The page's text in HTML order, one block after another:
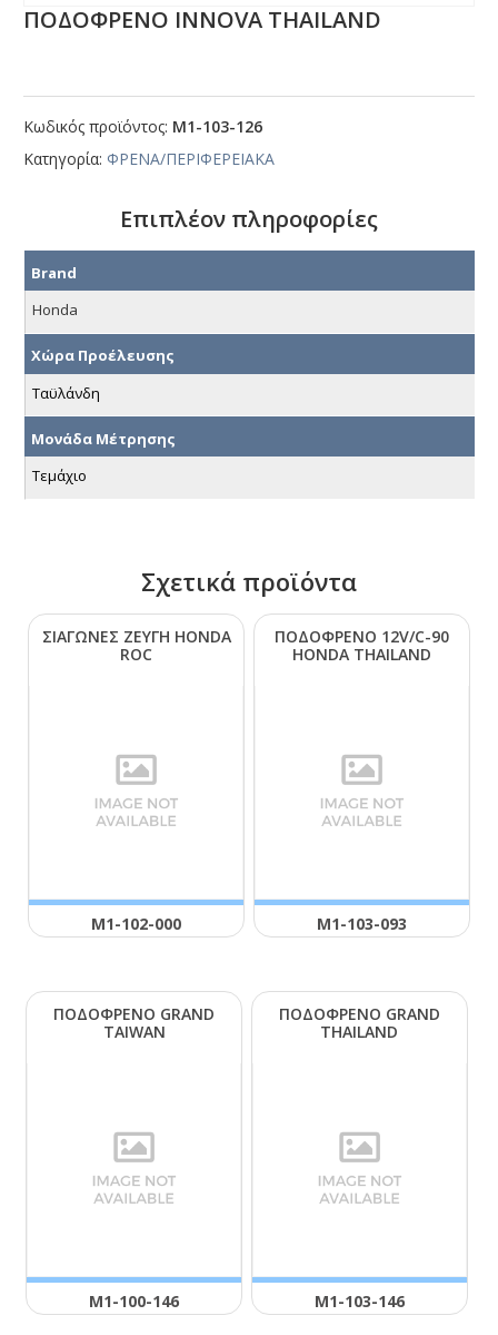
ΠΟΔΟΦΡΕΝΟ ΙΝΝΟVΑ ΤΗΑΙLΑΝD
Κωδικός προϊόντος: Μ1-103-126
Κατηγορία: ΦΡΕΝΑ/ΠΕΡΙΦΕΡΕΙΑΚΑ
Επιπλέον πληροφορίες
Brand
Honda
Χώρα Προέλευσης
Ταϋλάνδη
Μονάδα Μέτρησης
Τεμάχιο
Σχετικά προϊόντα
ΣΙΑΓΩΝΕΣ ΖΕΥΓΗ ΗΟΝDΑ
RΟC
Μ1-102-000
ΠΟΔΟΦΡΕΝΟ 12V/C-90
ΗΟΝDΑ ΤΗΑΙLΑΝD
Μ1-103-093
ΠΟΔΟΦΡΕΝΟ GRΑΝD
ΤΑΙWΑΝ
Μ1-100-146
ΠΟΔΟΦΡΕΝΟ GRΑΝD
ΤΗΑΙLΑΝD
Μ1-103-146